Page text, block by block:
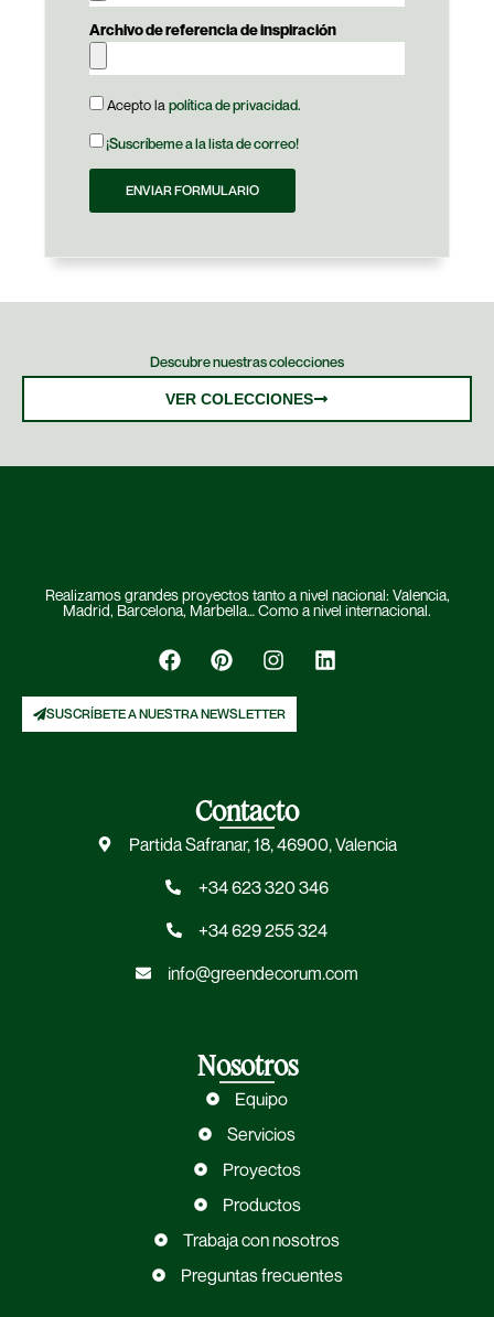
Archivo de referencia de inspiración
Acepto lapolítica de privacidad.
¡Suscríbeme a la lista de correo!
ENVIAR FORMULARIO
Descubre nuestras colecciones
VER COLECCIONES
Realizamos grandes proyectos tanto a nivel nacional: Valencia,
Madrid, Barcelona, Marbella… Como a nivel internacional.
SUSCRÍBETE A NUESTRA NEWSLETTER
Contacto
Partida Safranar, 18, 46900, Valencia
+34 623 320 346
+34 629 255 324
info@greendecorum.com
Nosotros
Equipo
Servicios
Proyectos
Productos
Trabaja con nosotros
Preguntas frecuentes